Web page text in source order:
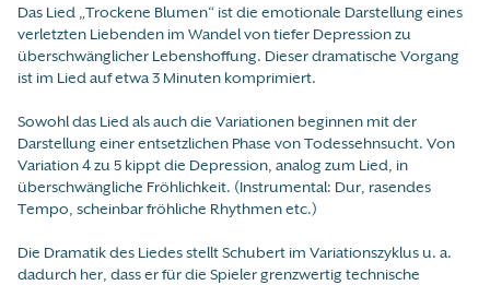
Das Lied „Trockene Blumen“ ist die emotionale Darstellung eines
verletzten Liebenden im Wandel von tiefer Depression zu
überschwänglicher Lebenshoffung. Dieser dramatische Vorgang
ist im Lied auf etwa 3 Minuten komprimiert.
Sowohl das Lied als auch die Variationen beginnen mit der
Darstellung einer entsetzlichen Phase von Todessehnsucht. Von
Variation 4 zu 5 kippt die Depression, analog zum Lied, in
überschwängliche Fröhlichkeit. (Instrumental: Dur, rasendes
Tempo, scheinbar fröhliche Rhythmen etc.)
Die Dramatik des Liedes stellt Schubert im Variationszyklus u. a.
dadurch her, dass er für die Spieler grenzwertig technische